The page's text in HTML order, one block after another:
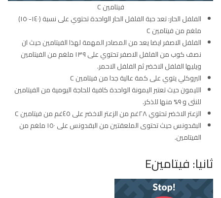
فيتامين C
الفلفل الحار: تعد حبة الفلفل الحار الواحدة تحتوي على نسبة (١٤٠-١٥٠)
ملغم من فيتامين C
الفلفل الاصفر ايضا يعد من المصادر المهمة لهذا الفيتامين حيث ان
نصف كوب من الفلفل الاصفر تحتوي على ١٣٩ ملغم من الفيتامين
ويليها الفلفل الاخضر ثم الفلفل الاحمر.
البروكلي يتوي على كمة عالية جدا من فيتامين C
الليمون حيث تعتبر اليمونة الواحدة كافية للحاجة اليومية من الفيتامين
للنثى و٩٠% منها للذكر.
الزعتر الاخضر تحتوي ٢٨غم من الزعتر الاخضر على ٤٥غم من فيتامين C
البقدونس حيث تحتوى الملعقتين من البقدونس على ١٥٠ ملغم من
الفيتامين.
ثانيا: فيتامينE